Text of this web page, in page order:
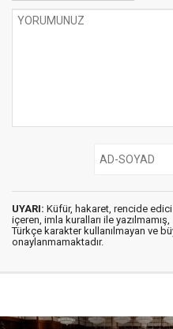
UYARI: Küfür, hakaret, rencide edici
içeren, imla kuralları ile yazılmamış,
Türkçe karakter kullanılmayan ve
onaylanmamaktadır.